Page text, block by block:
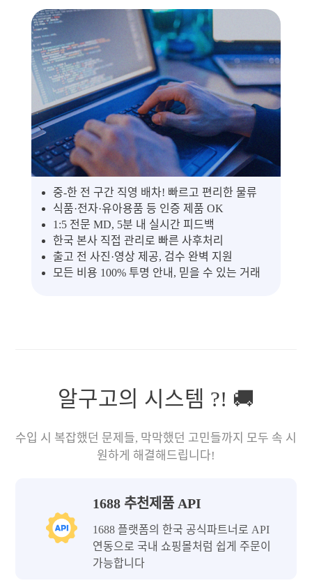
중-한 전 구간 직영 배차! 빠르고 편리한 물류
식품·전자·유아용품 등 인증 제품 OK
1:5 전문 MD, 5분 내 실시간 피드백
한국 본사 직접 관리로 빠른 사후처리
출고 전 사진·영상 제공, 검수 완벽 지원
모든 비용 100% 투명 안내, 믿을 수 있는 거래
알구고의 시스템 ?! 🚚
수입 시 복잡했던 문제들, 막막했던 고민들까지 모두 속 시
원하게 해결해드립니다!
1688 추천제품 API
1688 플랫폼의 한국 공식파트너로 API
연동으로 국내 쇼핑몰처럼 쉽게 주문이
가능합니다